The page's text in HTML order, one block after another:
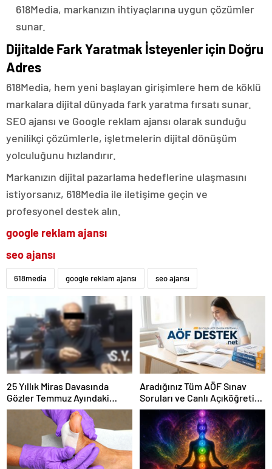
618Media, markanızın ihtiyaçlarına uygun çözümler
sunar.
Dijitalde Fark Yaratmak İsteyenler için Doğru
Adres
618Media, hem yeni başlayan girişimlere hem de köklü
markalara dijital dünyada fark yaratma fırsatı sunar.
SEO ajansı ve Google reklam ajansı olarak sunduğu
yenilikçi çözümlerle, işletmelerin dijital dönüşüm
yolculuğunu hızlandırır.
Markanızın dijital pazarlama hedeflerine ulaşmasını
istiyorsanız, 618Media ile iletişime geçin ve
profesyonel destek alın.
google reklam ajansı
seo ajansı
618media google reklam ajansı seo ajansı
25 Yıllık Miras Davasında
Gözler Temmuz Ayındaki
Karar Duruşmasına Çevrildi
Aradığınız Tüm AÖF Sınav
Soruları ve Canlı Açıköğretim
Forumu Burada